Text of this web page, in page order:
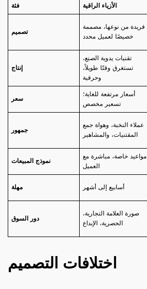
فئة الأزياء الراقية
تصميم
فريدة من نوعها، مصممة
خصيصًا لعميل محدد
إنتاج
تقنيات يدوية الصنع،
تستغرق وقتًا طويلاً،
وحرفية
سعر
أسعار مرتفعة للغاية؛
تسعير مخصص
جمهور
عملاء النخبة، وهواة جمع
المقتنيات، والمشاهير
نموذج المبيعات
مواعيد خاصة، مباشرة مع
العميل
مهلة أسابيع إلى أشهر
دور السوق
صورة العلامة التجارية،
الحصرية، الإبداع
اختلافات التصميم